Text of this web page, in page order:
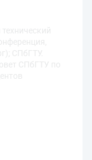
СПбГТУ.
СПбГТУ по